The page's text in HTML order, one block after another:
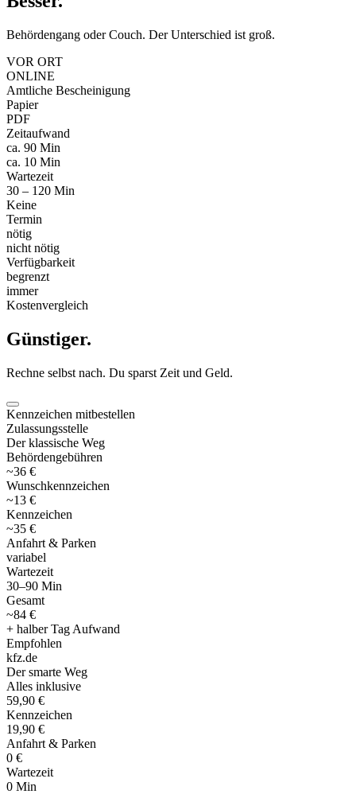
Behördengang oder Couch. Der Unterschied ist groß.
VOR ORT
ONLINE
Amtliche Bescheinigung
Papier
PDF
Zeitaufwand
ca. 90 Min
ca. 10 Min
Wartezeit
30 – 120 Min
Keine
Termin
nötig
nicht nötig
Verfügbarkeit
begrenzt
immer
Kostenvergleich
Günstiger.
Rechne selbst nach. Du sparst Zeit und Geld.
Kennzeichen mitbestellen
Zulassungsstelle
Der klassische Weg
Behördengebühren
~36 €
Wunschkennzeichen
~13 €
Kennzeichen
~35 €
Anfahrt & Parken
variabel
Wartezeit
30–90 Min
Gesamt
~84 €
+ halber Tag Aufwand
Empfohlen
kfz.de
Der smarte Weg
Alles inklusive
59,90 €
Kennzeichen
19,90 €
Anfahrt & Parken
0 €
Wartezeit
0 Min